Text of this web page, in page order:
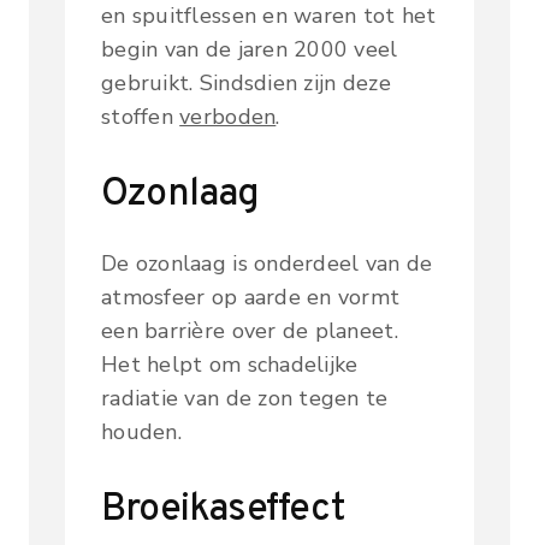
en spuitflessen en waren tot het
begin van de jaren 2000 veel
gebruikt. Sindsdien zijn deze
stoffenverboden.
Ozonlaag
De ozonlaag is onderdeel van de
atmosfeer op aarde en vormt
een barrière over de planeet.
Het helpt om schadelijke
radiatie van de zon tegen te
houden.
Broeikaseffect